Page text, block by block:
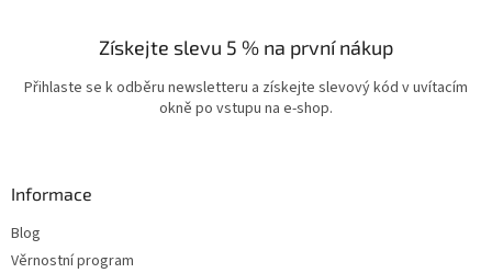
Získejte slevu 5 % na první nákup
Přihlaste se k odběru newsletteru a získejte slevový kód v uvítacím
okně po vstupu na e-shop.
Informace
Blog
Věrnostní program